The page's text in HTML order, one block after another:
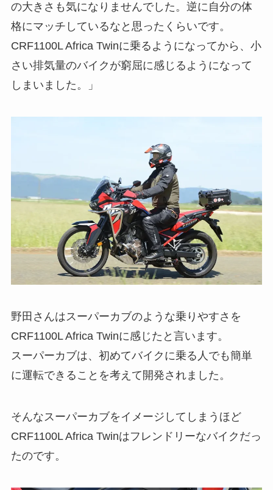
の大きさも気になりませんでした。逆に自分の体
格にマッチしているなと思ったくらいです。
CRF1100L Africa Twinに乗るようになってから、小
さい排気量のバイクが窮屈に感じるようになって
しまいました。」
野田さんはスーパーカブのような乗りやすさを
CRF1100L Africa Twinに感じたと言います。
スーパーカブは、初めてバイクに乗る人でも簡単
に運転できることを考えて開発されました。
そんなスーパーカブをイメージしてしまうほど
CRF1100L Africa Twinはフレンドリーなバイクだっ
たのです。